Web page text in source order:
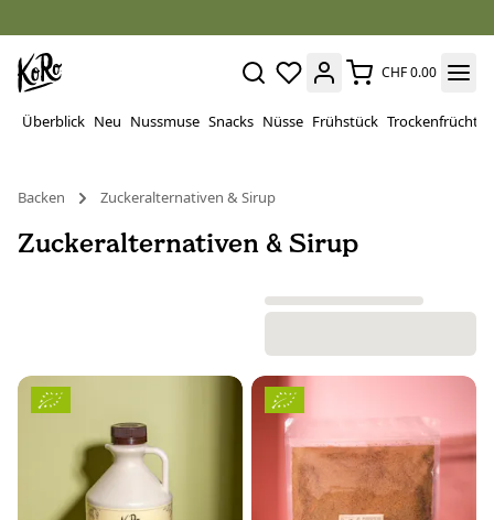
CHF 0.00
Überblick Neu Nussmuse Snacks Nüsse Frühstück Trockenfrüchte
Backen
Zuckeralternativen & Sirup
Zuckeralternativen & Sirup